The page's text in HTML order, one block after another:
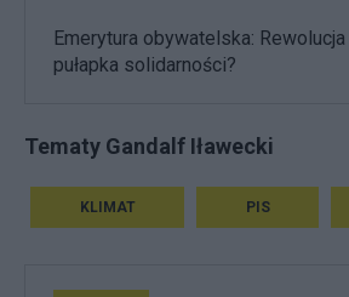
Emerytura obywatelska:
pułapka solidarności?
Tematy Gandalf Iławecki
KLIMAT PIS